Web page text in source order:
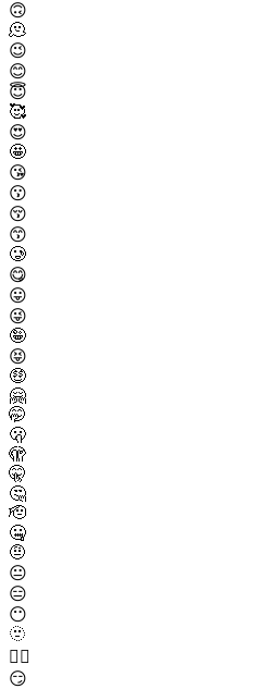
🙃
🫠
😉
😊
😇
🥰
😍
🤩
😘
😗
😚
😙
🥲
😋
😛
😜
🤪
😝
🤑
🤗
🤭
🫢
🫣
🤫
🤔
🫡
🤐
🤨
😐
😑
😶
🫥
😶‍🌫️
😏